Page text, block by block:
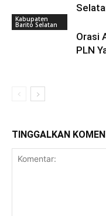
Kabupaten
Barito Selatan
Orasi
PLN
TINGGALKAN